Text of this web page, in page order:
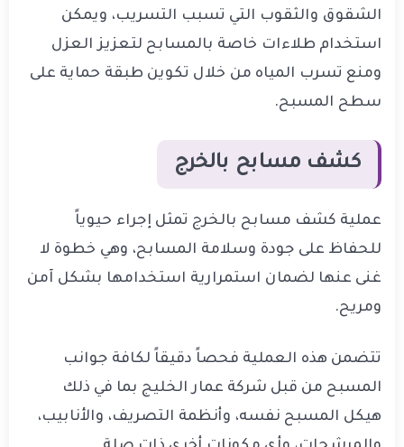
الشقوق والثقوب التي تسبب التسريب، ويمكن
استخدام طلاءات خاصة بالمسابح لتعزيز العزل
ومنع تسرب المياه من خلال تكوين طبقة حماية على
سطح المسبح.
كشف مسابح بالخرج
عملية كشف مسابح بالخرج تمثل إجراء حيوياً
للحفاظ على جودة وسلامة المسابح، وهي خطوة لا
غنى عنها لضمان استمرارية استخدامها بشكل آمن
ومريح.
تتضمن هذه العملية فحصاً دقيقاً لكافة جوانب
المسبح من قبل شركة عمار الخليج بما في ذلك
هيكل المسبح نفسه، وأنظمة التصريف، والأنابيب،